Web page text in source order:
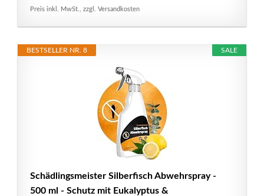
Preis inkl. MwSt., zzgl. Versandkosten
SALE
BESTSELLER NR. 8
Schädlingsmeister Silberfisch Abwehrspray -
500 ml - Schutz mit Eukalyptus &